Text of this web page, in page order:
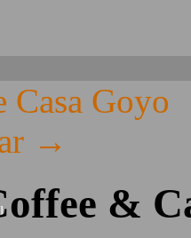
Casa Goyo
→
&